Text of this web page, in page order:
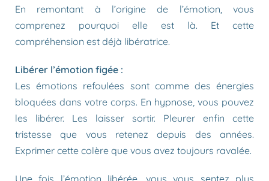
En remontant à l’origine de l’émotion, vous
comprenez pourquoi elle est là. Et cette
compréhension est déjà libératrice.
Libérer l’émotion figée :
Les émotions refoulées sont comme des énergies
bloquées dans votre corps. En hypnose, vous pouvez
les libérer. Les laisser sortir. Pleurer enfin cette
tristesse que vous retenez depuis des années.
Exprimer cette colère que vous avez toujours ravalée.
Une fois l’émotion libérée, vous vous sentez plus